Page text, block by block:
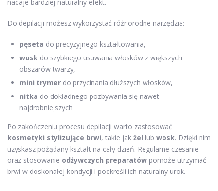
nadaje bardziej naturalny efekt.
Do depilacji możesz wykorzystać różnorodne narzędzia:
pęseta do precyzyjnego kształtowania,
wosk do szybkiego usuwania włosków z większych
obszarów twarzy,
mini trymer do przycinania dłuższych włosków,
nitka do dokładnego pozbywania się nawet
najdrobniejszych.
Po zakończeniu procesu depilacji warto zastosować
kosmetyki stylizujące brwi, takie jak żel lub wosk. Dzięki nim
uzyskasz pożądany kształt na cały dzień. Regularne czesanie
oraz stosowanie odżywczych preparatów pomoże utrzymać
brwi w doskonałej kondycji i podkreśli ich naturalny urok.